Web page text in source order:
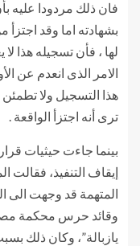
فان ذلك مردودا عليه
بشهادته اما وقد اجتزأ
لها ، فأن تسجيله هذا
الامر الذى انعدم عن
هذا التسجيل ولا تطمئن
ترى أنه اجتزأ الواقعة .
بينما جاءت حيثيات
إيقاف التنفيذ،
المتهمة قد وجهت
وقائد حرس محكمة
يازبالة”، وكان ذلك